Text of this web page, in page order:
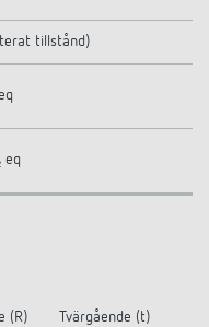
tillstånd)
eq
(R) Tvärgående (t)